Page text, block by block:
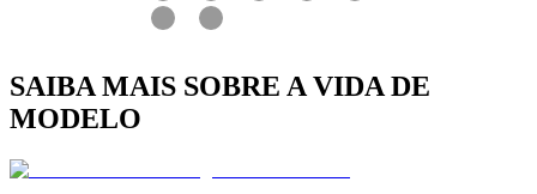
SAIBA MAIS SOBRE A VIDA DE
MODELO